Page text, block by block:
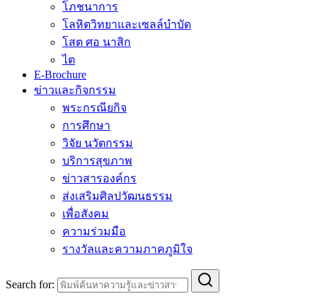
โภชนาการ
โลหิตวิทยาและเซลล์บำบัด
โสต ศอ นาสิก
ไต
E-Brochure
ข่าวและกิจกรรม
พระกรณียกิจ
การศึกษา
วิจัย นวัตกรรม
บริการสุขภาพ
ข่าวสารองค์กร
ส่งเสริมศิลปวัฒนธรรม
เพื่อสังคม
ความร่วมมือ
รางวัลและความภาคภูมิใจ
Search for: